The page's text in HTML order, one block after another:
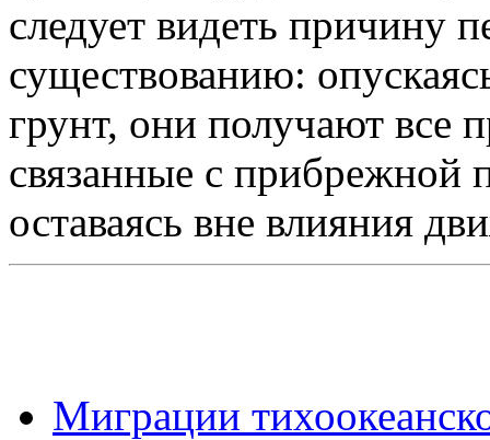
следует видеть причину
существованию:
грунт, они получают все
связанные с прибрежной
оставаясь вне влияния
Миграции